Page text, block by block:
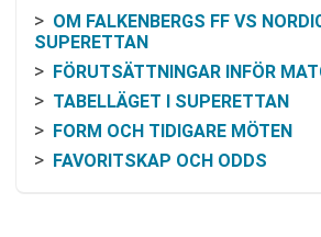
OM FALKENBERGS FF VS
SUPERETTAN
FÖRUTSÄTTNINGAR INFÖR
TABELLÄGET I SUPERETTAN
FORM OCH TIDIGARE MÖTEN
FAVORITSKAP OCH ODDS